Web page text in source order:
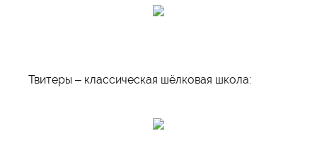
Твитеры – классическая шёлковая школа: